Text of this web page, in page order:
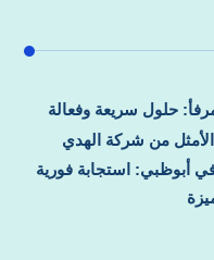
حلول سريعة وفعالة
الأمثل من شركة الهدي
في أبوظبي: استجابة فورية